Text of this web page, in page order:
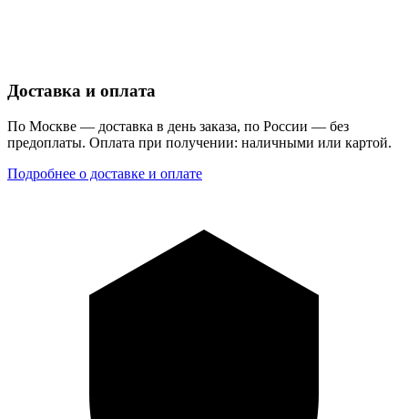
Доставка и оплата
По Москве — доставка в день заказа, по России — без
предоплаты. Оплата при получении: наличными или картой.
Подробнее о доставке и оплате